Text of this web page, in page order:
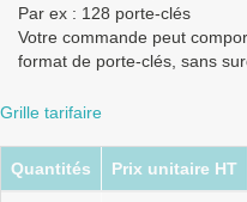
Par ex : 128 porte-clés
Votre commande peut
format de porte-clés, sans
Grille tarifaire
Quantités Prix unitaire HT